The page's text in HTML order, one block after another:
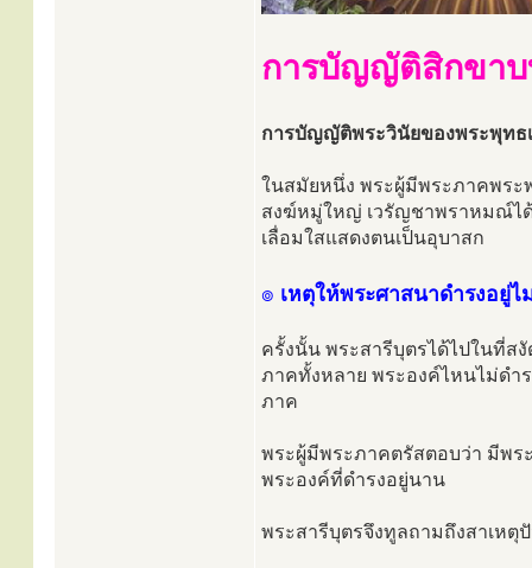
การบัญญัติสิกขาบ
การบัญญัติพระวินัยของพระพุทธ
ในสมัยหนึ่ง พระผู้มีพระภาคพระ
สงฆ์หมู่ใหญ่ เวรัญชาพราหมณ์ไ
เลื่อมใสแสดงตนเป็นอุบาสก
๏ เหตุให้พระศาสนาดำรงอยู่
ครั้งนั้น พระสารีบุตรได้ไปในที่ส
ภาคทั้งหลาย พระองค์ไหนไม่ดำ
ภาค
พระผู้มีพระภาคตรัสตอบว่า มีพร
พระองค์ที่ดำรงอยู่นาน
พระสารีบุตรจึงทูลถามถึงสาเหตุ